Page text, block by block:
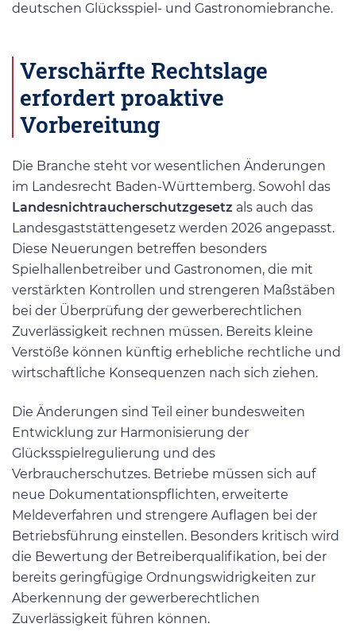
deutschen Glücksspiel- und Gastronomiebranche.
Verschärfte Rechtslage
erfordert proaktive
Vorbereitung
Die Branche steht vor wesentlichen Änderungen
im Landesrecht Baden-Württemberg. Sowohl das
Landesnichtraucherschutzgesetz als auch das
Landesgaststättengesetz werden 2026 angepasst.
Diese Neuerungen betreffen besonders
Spielhallenbetreiber und Gastronomen, die mit
verstärkten Kontrollen und strengeren Maßstäben
bei der Überprüfung der gewerberechtlichen
Zuverlässigkeit rechnen müssen. Bereits kleine
Verstöße können künftig erhebliche rechtliche und
wirtschaftliche Konsequenzen nach sich ziehen.
Die Änderungen sind Teil einer bundesweiten
Entwicklung zur Harmonisierung der
Glücksspielregulierung und des
Verbraucherschutzes. Betriebe müssen sich auf
neue Dokumentationspflichten, erweiterte
Meldeverfahren und strengere Auflagen bei der
Betriebsführung einstellen. Besonders kritisch wird
die Bewertung der Betreiberqualifikation, bei der
bereits geringfügige Ordnungswidrigkeiten zur
Aberkennung der gewerberechtlichen
Zuverlässigkeit führen können.